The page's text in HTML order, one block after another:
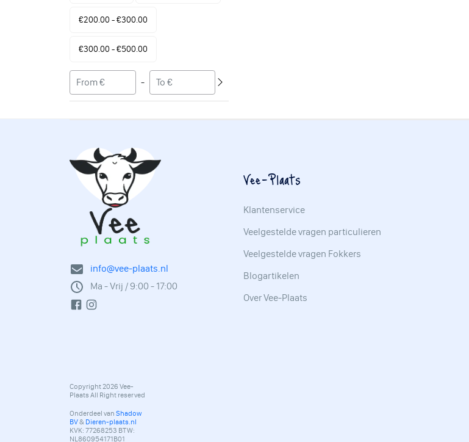
€200.00 - €300.00
€300.00 - €500.00
-
info@vee-plaats.nl
Ma - Vrij / 9:00 - 17:00
Copyright 2026 Vee-
Plaats All Right reserved
Onderdeel van Shadow
BV& Dieren-plaats.nl
KVK: 77268253 BTW:
NL860954171B01
Vee-Plaats
Klantenservice
Veelgestelde vragen particulieren
Veelgestelde vragen Fokkers
Blogartikelen
Over Vee-Plaats